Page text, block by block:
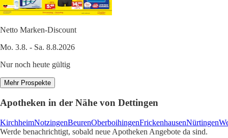
Netto Marken-Discount
Mo. 3.8. - Sa. 8.8.2026
Nur noch heute gültig
Mehr Prospekte
Apotheken in der Nähe von Dettingen
KirchheimNotzingenBeurenOberboihingenFrickenhausenNürtingen
Werde benachrichtigt, sobald neue Apotheken Angebote da sind.